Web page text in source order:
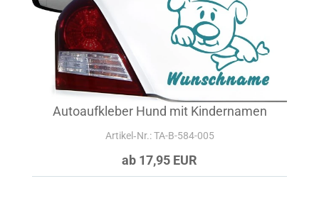
Autoaufkleber Hund mit Kindernamen
Artikel‑Nr.: TA-B-584-005
ab 17,95 EUR